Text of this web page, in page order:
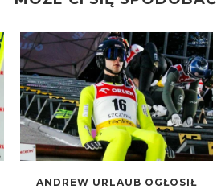
ANDREW URLAUB OGŁOSIŁ